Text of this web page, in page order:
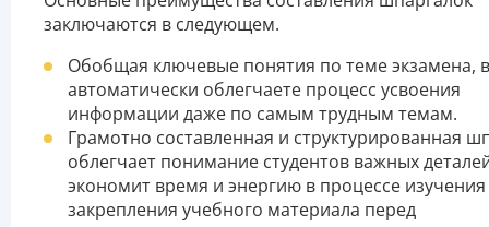
заключаются в следующем.
Обобщая ключевые понятия по теме экзамена,
автоматически облегчаете процесс усвоения
информации даже по самым трудным темам.
Грамотно составленная и структурированная
облегчает понимание студентов важных
экономит время и энергию в процессе
закрепления учебного материала перед